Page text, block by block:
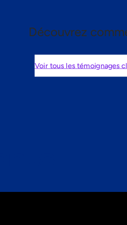
Découvrez
Voir tous les témoignages